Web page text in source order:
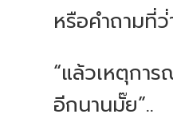
หรือคำถามที่ว่่
“แล้วเหตุกา
อีกนานมั๊ย”..